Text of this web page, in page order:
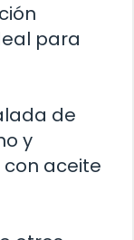
para
de
y
aceite